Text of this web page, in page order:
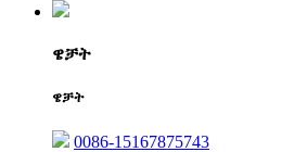
ዌቻት
ዌቻት
0086-15167875743